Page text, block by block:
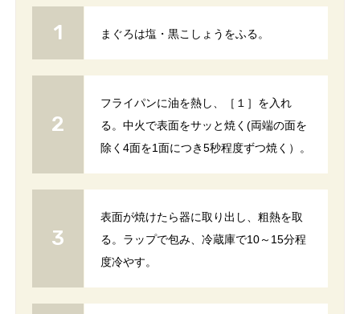
まぐろは塩・黒こしょうをふる。
フライパンに油を熱し、［１］を入れ
る。中火で表面をサッと焼く(両端の面を
除く4面を1面につき5秒程度ずつ焼く）。
表面が焼けたら器に取り出し、粗熱を取
る。ラップで包み、冷蔵庫で10～15分程
度冷やす。